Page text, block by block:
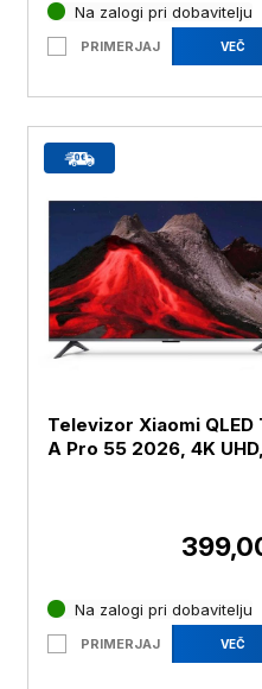
Na zalogi pri dobavitelju
PRIMERJAJ VEČ
Televizor Xiaomi QLED
A Pro 55 2026, 4K UHD,
Na zalogi pri dobavitelju
PRIMERJAJ VEČ